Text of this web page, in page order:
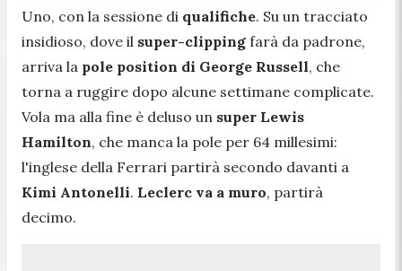
Uno, con la sessione di qualifiche. Su un tracciato
insidioso, dove il super-clipping farà da padrone,
arriva la pole position di George Russell, che
torna a ruggire dopo alcune settimane complicate.
Vola ma alla fine è deluso un super Lewis
Hamilton, che manca la pole per 64 millesimi:
l'inglese della Ferrari partirà secondo davanti a
Kimi Antonelli. Leclerc va a muro, partirà
decimo.